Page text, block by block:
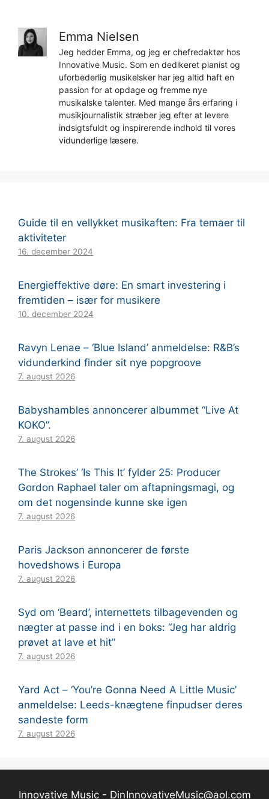
Emma Nielsen
Jeg hedder Emma, og jeg er chefredaktør hos
Innovative Music. Som en dedikeret pianist og
uforbederlig musikelsker har jeg altid haft en
passion for at opdage og fremme nye
musikalske talenter. Med mange års erfaring i
musikjournalistik stræber jeg efter at levere
indsigtsfuldt og inspirerende indhold til vores
vidunderlige læsere.
Guide til en vellykket musikaften: Fra temaer til
aktiviteter
16. december 2024
Energieffektive døre: En smart investering i
fremtiden – især for musikere
10. december 2024
Ravyn Lenae – ‘Blue Island’ anmeldelse: R&B’s
vidunderkind finder sit nye popgroove
7. august 2026
Babyshambles annoncerer albummet “Live At
KOKO”.
7. august 2026
The Strokes’ ‘Is This It’ fylder 25: Producer
Gordon Raphael taler om aftapningsmagi, og
om det nogensinde kunne ske igen
7. august 2026
Paris Jackson annoncerer de første
hovedshows i Europa
7. august 2026
Syd om ‘Beard’, internettets tilbagevenden og
nægter at passe ind i en boks: “Jeg har aldrig
prøvet at lave et hit”
7. august 2026
Yard Act – ‘You’re Gonna Need A Little Music’
anmeldelse: Leeds-knægtene finpudser deres
sandeste form
7. august 2026
Innovative Music - DinInnovativeMusic@aol.com